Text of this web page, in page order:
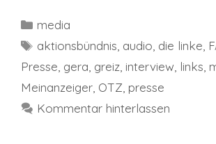
Kategorien
media
Schlagwörter
aktionsbündnis audio die linke
Presse gera greiz interview links
Meinanzeiger OTZ presse
Kommentar hinterlassen